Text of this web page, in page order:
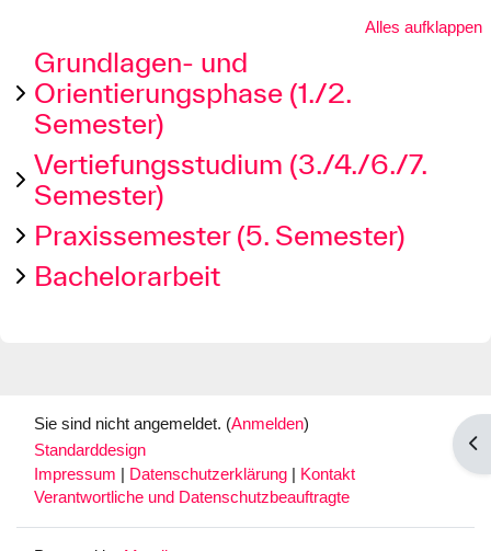
Alles aufklappen
Grundlagen- und
Orientierungsphase (1./2.
Semester)
Vertiefungsstudium (3./4./6./7.
Semester)
Praxissemester (5. Semester)
Bachelorarbeit
Sie sind nicht angemeldet. (Anmelden)
Standarddesign
Impressum
Datenschutzerklärung
Kontakt
Verantwortliche und Datenschutzbeauftragte